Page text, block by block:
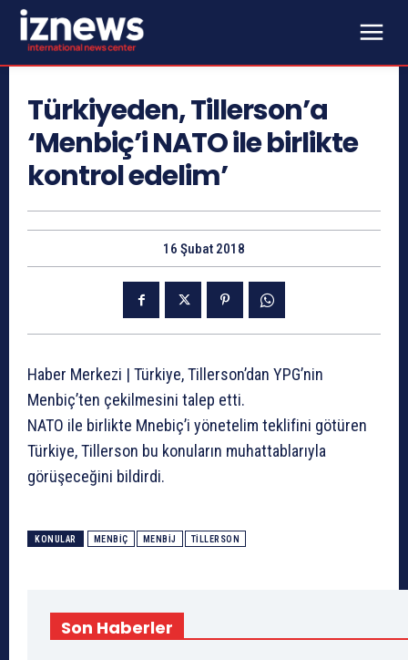
Türkiyeden, Tillerson’a
‘Menbiç’i NATO ile birlikte
kontrol edelim’
16 Şubat 2018
Haber Merkezi | Türkiye, Tillerson’dan YPG’nin
Menbiç’ten çekilmesini talep etti.
NATO ile birlikte Mnebiç’i yönetelim teklifini götüren
Türkiye, Tillerson bu konuların muhattablarıyla
görüşeceğini bildirdi.
KONULAR MENBIÇ MENBIJ TILLERSON
Son Haberler